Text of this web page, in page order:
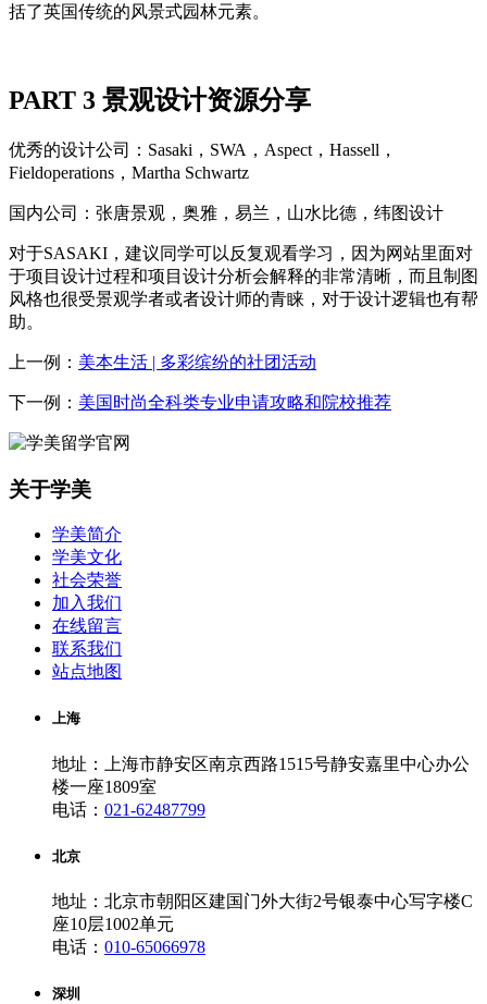
括了英国传统的风景式园林元素。
PART 3 景观设计资源分享
优秀的设计公司：Sasaki，SWA，Aspect，Hassell，
Fieldoperations，Martha Schwartz
国内公司：张唐景观，奥雅，易兰，山水比德，纬图设计
对于SASAKI，建议同学可以反复观看学习，因为网站里面对
于项目设计过程和项目设计分析会解释的非常清晰，而且制图
风格也很受景观学者或者设计师的青睐，对于设计逻辑也有帮
助。
上一例： 美本生活 | 多彩缤纷的社团活动
下一例： 美国时尚全科类专业申请攻略和院校推荐
关于学美
学美简介
学美文化
社会荣誉
加入我们
在线留言
联系我们
站点地图
上海
地址：上海市静安区南京西路1515号静安嘉里中心办公
楼一座1809室
电话： 021-62487799
北京
地址：北京市朝阳区建国门外大街2号银泰中心写字楼C
座10层1002单元
电话： 010-65066978
深圳